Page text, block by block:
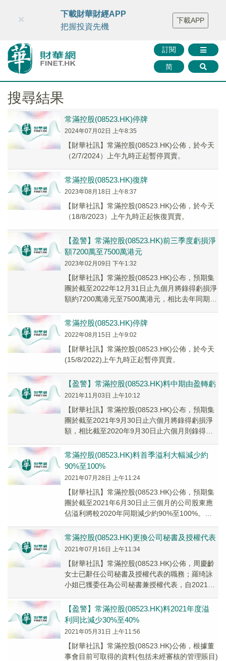
財華智庫網 FINTV FINMETA 財華證券 媒體矩陣
智庫沙龍
聯絡我們
訂閱
简
×
下載財華財經APP
把握投資先機
下載APP
搜尋結果
常滿控股(08523.HK)停牌
2024年07月02日 上午8:35
【財華社訊】常滿控股(08523.HK)公佈，於今天
（2/7/2024）上午九時正起暫停買賣。
常滿控股(08523.HK)復牌
2023年08月18日 上午8:37
【財華社訊】常滿控股(08523.HK)公佈，於今天
（18/8/2023）上午九時正起恢復買賣。
【盈警】常滿控股(08523.HK)前三季度虧損淨
額7200萬至7500萬港元
2023年02月09日 下午1:32
【財華社訊】常滿控股(08523.HK)公布，預期集
團於截至2022年12月31日止九個月將錄得虧損淨
額約7200萬港元至7500萬港元，相比去年同期則
常滿控股(08523.HK)停牌
2022年08月15日 上午9:02
【財華社訊】常滿控股(08523.HK)公佈，於今天
(15/8/2022)上午九時正起暫停買賣。
【盈警】常滿控股(08523.HK)料中期由盈轉虧
2021年11月03日 上午10:12
【財華社訊】常滿控股(08523.HK)公布，預期集
團於截至2021年9月30日止六個月將錄得虧損淨
額，相比截至2020年9月30日止六個月則錄得溢
常滿控股(08523.HK)料首季溢利大幅減少約
90%至100%
2021年07月28日 上午11:24
【財華社訊】常滿控股(08523.HK)公佈，預期集
團於截至2021年6月30日止三個月的公司股東應
佔溢利將較2020年同期減少約90%至100%。董
常滿控股(08523.HK)更換公司秘書及授權代表
2021年07月16日 上午11:34
【財華社訊】常滿控股(08523.HK)公佈，周慶齡
女士已辭任公司秘書及授權代表的職務；羅绮詠
小姐已獲委任為公司秘書兼授權代表，自2021年
【盈警】常滿控股(08523.HK)料2021年度溢
利同比減少30%至40%
2021年05月31日 上午11:56
【財華社訊】常滿控股(08523.HK)公佈，根據董
事會目前可取得的資料(包括未經審核的管理賬目)